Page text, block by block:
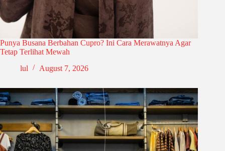
Punya Busana Berbahan Cupro? Ini Cara Merawatnya Agar
Tetap Terlihat Mewah
lul
August 7, 2026